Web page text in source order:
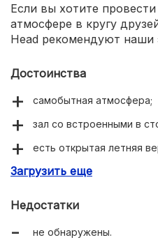
Если вы хотите
атмосфере в кругу
Head рекомендуют наши
Достоинства
самобытная атмосфера;
зал со встроенными в
есть открытая летняя
крафтовое пиво из
Загрузить еще
Недостатки
не обнаружены.